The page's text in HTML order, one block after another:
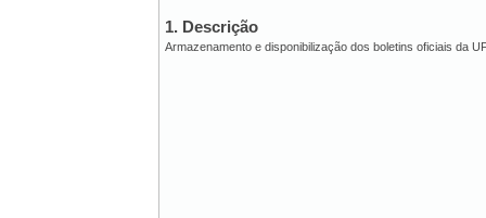
1. Descrição
Armazenamento e disponibilização dos boletins oficiais da